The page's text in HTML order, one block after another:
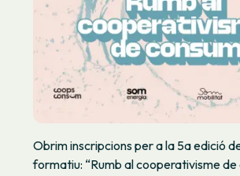
Obrim inscripcions per a la 5a edició
formatiu: “Rumb al cooperativisme de